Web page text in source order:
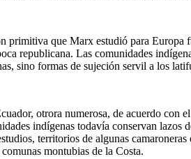
primitiva que Marx estudió para
republicana. Las comunidades
sino formas de sujeción servil a los
otrora numerosa, de acuerdo con
indígenas todavía conservan
territorios de algunas
montubias de la Costa.